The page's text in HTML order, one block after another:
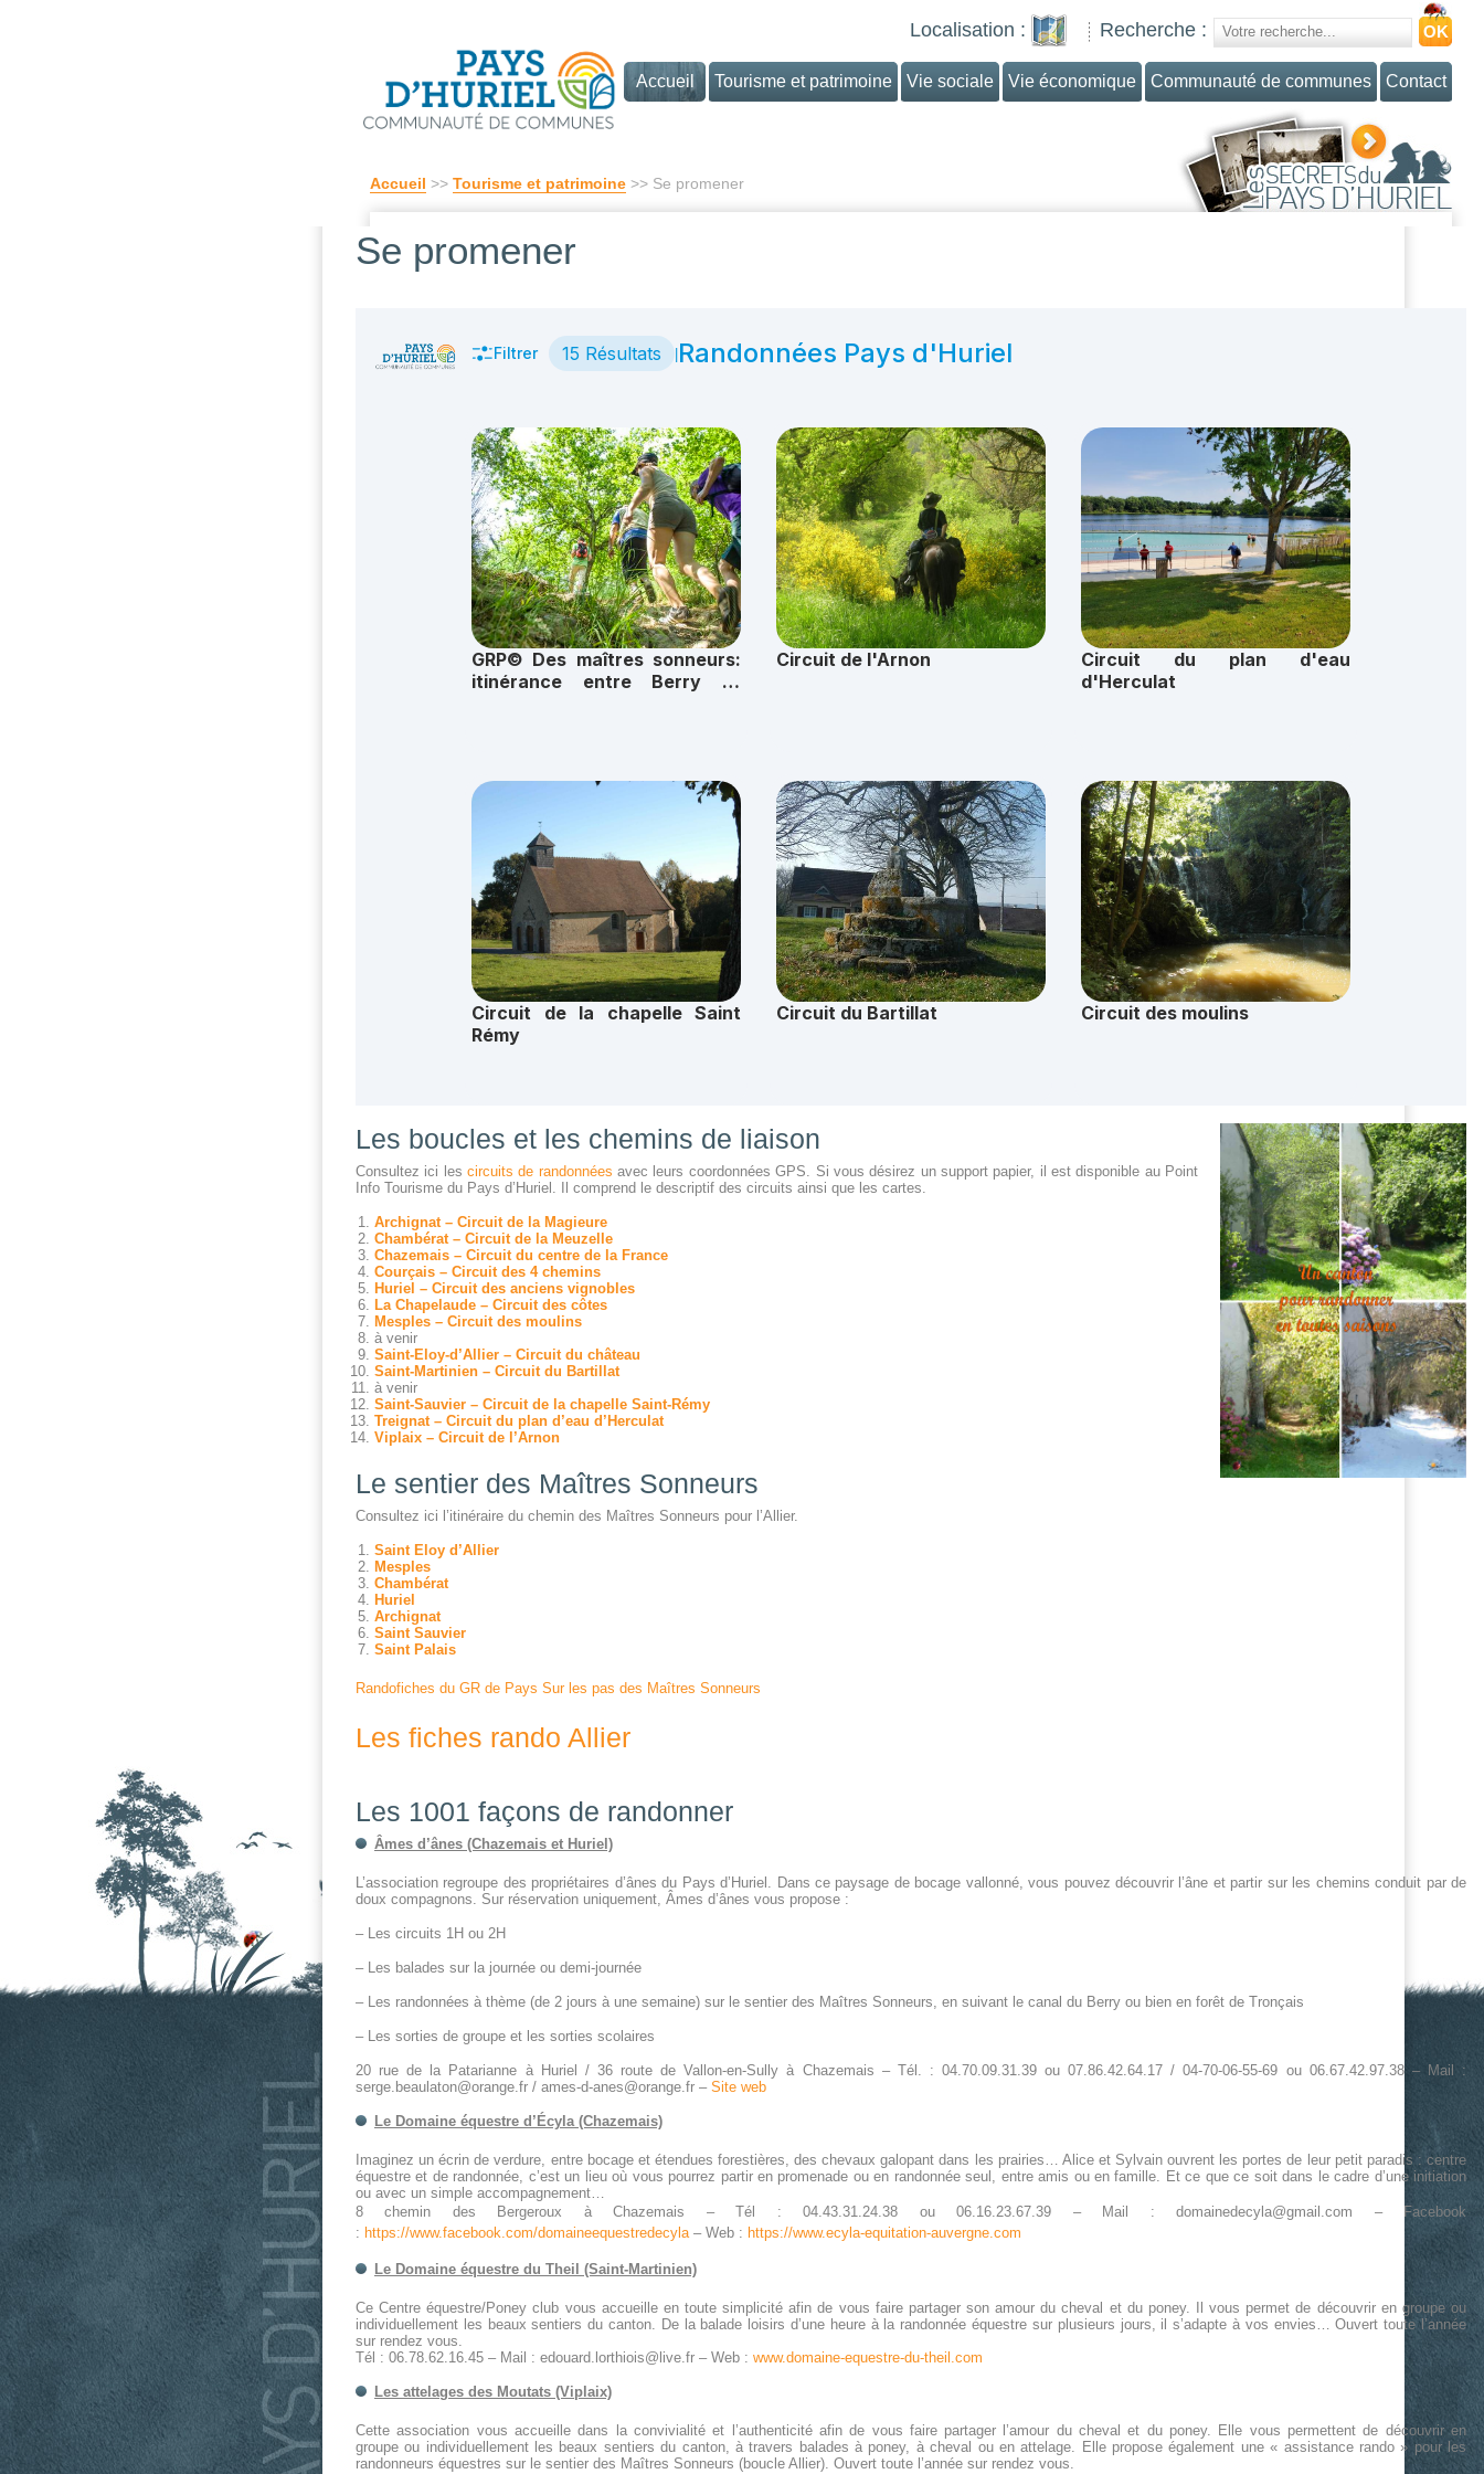
Accueil >> Tourisme et patrimoine >> Se promener
Accueil Tourisme et patrimoine Vie sociale Vie économique Communauté de communes Contact
Localisation : Recherche :
Se promener
Les boucles et les chemins de liaison
Consultez ici lescircuits de randonnées avec leurs coordonnées GPS. Si vous désirez un support papier, il est disponible au Point
Info Tourisme du Pays d’Huriel. Il comprend le descriptif des circuits ainsi que les cartes.
Archignat – Circuit de la Magieure
Chambérat – Circuit de la Meuzelle
Chazemais – Circuit du centre de la France
Courçais – Circuit des 4 chemins
Huriel – Circuit des anciens vignobles
La Chapelaude – Circuit des côtes
Mesples – Circuit des moulins
à venir
Saint-Eloy-d’Allier – Circuit du château
Saint-Martinien – Circuit du Bartillat
à venir
Saint-Sauvier – Circuit de la chapelle Saint-Rémy
Treignat – Circuit du plan d’eau d’Herculat
Viplaix – Circuit de l’Arnon
Le sentier des Maîtres Sonneurs
Consultez ici l’itinéraire du chemin des Maîtres Sonneurs pour l’Allier.
Saint Eloy d’Allier
Mesples
Chambérat
Huriel
Archignat
Saint Sauvier
Saint Palais
Randofiches du GR de Pays Sur les pas des Maîtres Sonneurs
Les fiches rando Allier
Les 1001 façons de randonner
Âmes d’ânes (Chazemais et Huriel)
L’association regroupe des propriétaires d’ânes du Pays d’Huriel. Dans ce paysage de bocage vallonné, vous pouvez découvrir l’âne et partir sur les chemins conduit par de
doux compagnons. Sur réservation uniquement, Âmes d’ânes vous propose :
– Les circuits 1H ou 2H
– Les balades sur la journée ou demi-journée
– Les randonnées à thème (de 2 jours à une semaine) sur le sentier des Maîtres Sonneurs, en suivant le canal du Berry ou bien en forêt de Tronçais
– Les sorties de groupe et les sorties scolaires
20 rue de la Patarianne à Huriel / 36 route de Vallon-en-Sully à Chazemais – Tél. : 04.70.09.31.39 ou 07.86.42.64.17 / 04-70-06-55-69 ou 06.67.42.97.38 – Mail :
serge.beaulaton@orange.fr / ames-d-anes@orange.fr – Site web
Le Domaine équestre d’Écyla (Chazemais)
Imaginez un écrin de verdure, entre bocage et étendues forestières, des chevaux galopant dans les prairies… Alice et Sylvain ouvrent les portes de leur petit paradis : centre
équestre et de randonnée, c’est un lieu où vous pourrez partir en promenade ou en randonnée seul, entre amis ou en famille. Et ce que ce soit dans le cadre d’une initiation
ou avec un simple accompagnement…
8 chemin des Bergeroux à Chazemais – Tél : 04.43.31.24.38 ou 06.16.23.67.39 –
Mail : domainedecyla@gmail.com –
Facebook
: https://www.facebook.com/domaineequestredecyla– Web : https://www.ecyla-equitation-auvergne.com
Le Domaine équestre du Theil (Saint-Martinien)
Ce Centre équestre/Poney club vous accueille en toute simplicité afin de vous faire partager son amour du cheval et du poney. Il vous permet de découvrir en groupe ou
individuellement les beaux sentiers du canton. De la balade loisirs d’une heure à la randonnée équestre sur plusieurs jours, il s’adapte à vos envies… Ouvert toute l’année
sur rendez vous.
Tél : 06.78.62.16.45 – Mail : edouard.lorthiois@live.fr – Web : www.domaine-equestre-du-theil.com
Les attelages des Moutats (Viplaix)
Cette association vous accueille dans la convivialité et l’authenticité afin de vous faire partager l’amour du cheval et du poney. Elle vous permettent de découvrir en
groupe ou individuellement les beaux sentiers du canton, à travers balades à poney, à cheval ou en attelage. Elle propose également une « assistance rando » pour les
randonneurs équestres sur le sentier des Maîtres Sonneurs (boucle Allier). Ouvert toute l’année sur rendez vous.